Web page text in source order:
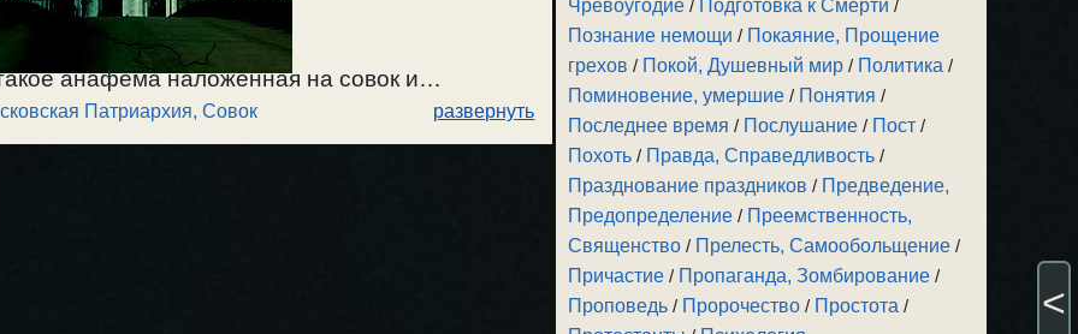
анафема наложенная на совок и
Патриархия, Совок развернуть
Чревоугодие / Подготовка к Смерти /
Познание немощи / Покаяние, Прощение
грехов / Покой, Душевный мир / Политика /
Поминовение, умершие / Понятия /
Последнее время / Послушание / Пост /
Похоть / Правда, Справедливость /
Празднование праздников / Предведение,
Предопределение / Преемственность,
Священство / Прелесть, Самообольщение /
Причастие / Пропаганда, Зомбирование /
Проповедь / Пророчество / Простота /
<